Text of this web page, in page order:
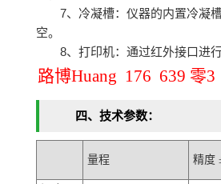
7、冷凝槽：仪器的内置冷凝槽
空。
8、打印机：通过红外接口进行
路博Huang 176 639 零3
四、技术参数：
量程 精度